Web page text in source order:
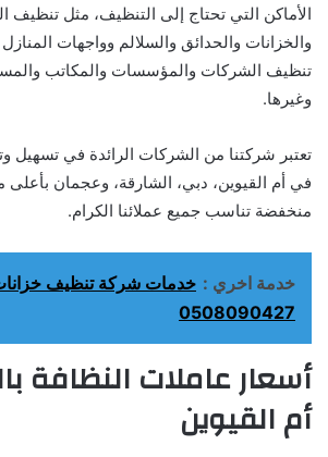
الأماكن التي تحتاج إلى التنظيف، مثل تنظيف
والخزانات والحدائق والسلالم وواجهات
تنظيف الشركات والمؤسسات والمكاتب
وغيرها.
تعتبر شركتنا من الشركات الرائدة في تسهيل
في أم القيوين، دبي، الشارقة، وعجمان
منخفضة تناسب جميع عملائنا الكرام.
خدمة اخري : خدمات شركة تنظيف
0508090427
أسعار عاملات النظافة
أم القيوين